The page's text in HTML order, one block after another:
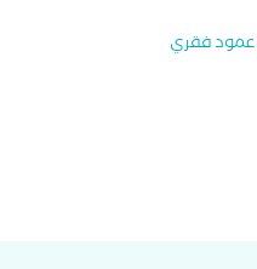
عمود فقري